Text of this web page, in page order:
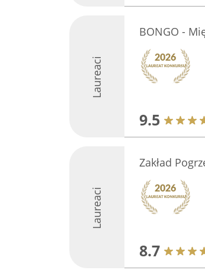
Laureaci
BONGO -
9.5
Laureaci
Zakład
8.7